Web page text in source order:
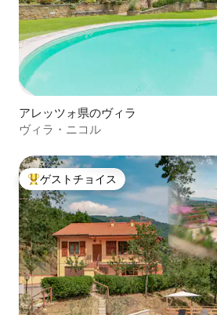
アレッツォ県のヴィラ
ヴィラ・ニコル
大好評のゲストチョイスです。
ゲストチョイス